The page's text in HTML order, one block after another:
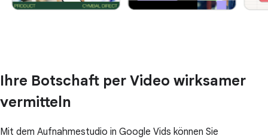
Ihre Botschaft per Video wirksamer
vermitteln
Mit dem Aufnahmestudio in Google Vids können Sie